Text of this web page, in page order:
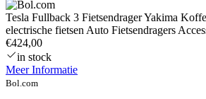
Tesla Fullback 3 Fietsendrager Yakima
electrische fietsen Auto Fietsendragers
€424,00
in stock
Meer Informatie
Bol.com